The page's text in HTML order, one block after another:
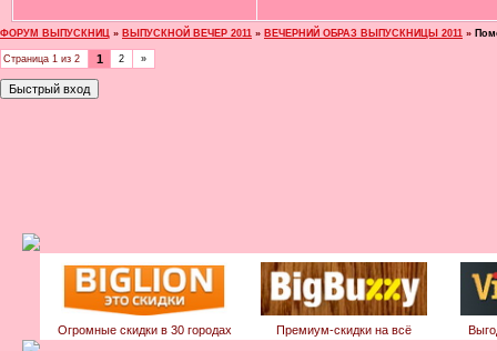
ФОРУМ ВЫПУСКНИЦ » ВЫПУСКНОЙ ВЕЧЕР 2011 » ВЕЧЕРНИЙ ОБРАЗ ВЫПУСКНИЦЫ 2011 »
Страница 1 из 2 1 2 »
Огромные скидки в 30 городах Премиум-скидки на всё